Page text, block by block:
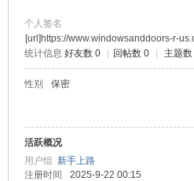
个人签名
[url]https://www.windowsanddoors-r-
统计信息 好友数 0 回帖数 0 主题
性别 保密
活跃概况
用户组 新手上路
注册时间
2025-9-22 00:15